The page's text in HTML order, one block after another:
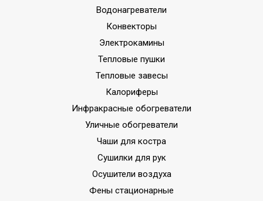
Водонагреватели
Конвекторы
Электрокамины
Тепловые пушки
Тепловые завесы
Калориферы
Инфракрасные обогреватели
Уличные обогреватели
Чаши для костра
Сушилки для рук
Осушители воздуха
Фены стационарные